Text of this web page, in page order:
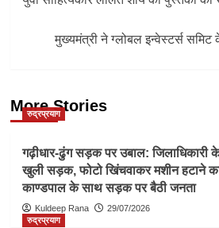
navigation
मुख्यमंत्री ने ग्लोबल इन्वेस्टर्स
More Stories
रुद्रप्रयाग
गढ़ीधार-ढुंग सड़क पर उबाल: जिलाधिकारी के
खुली सड़क, फोटो खिंचवाकर मशीन हटाने
काण्डपाल के साथ सड़क पर बैठी जनता
Kuldeep Rana
29/07/2026
रुद्रप्रयाग